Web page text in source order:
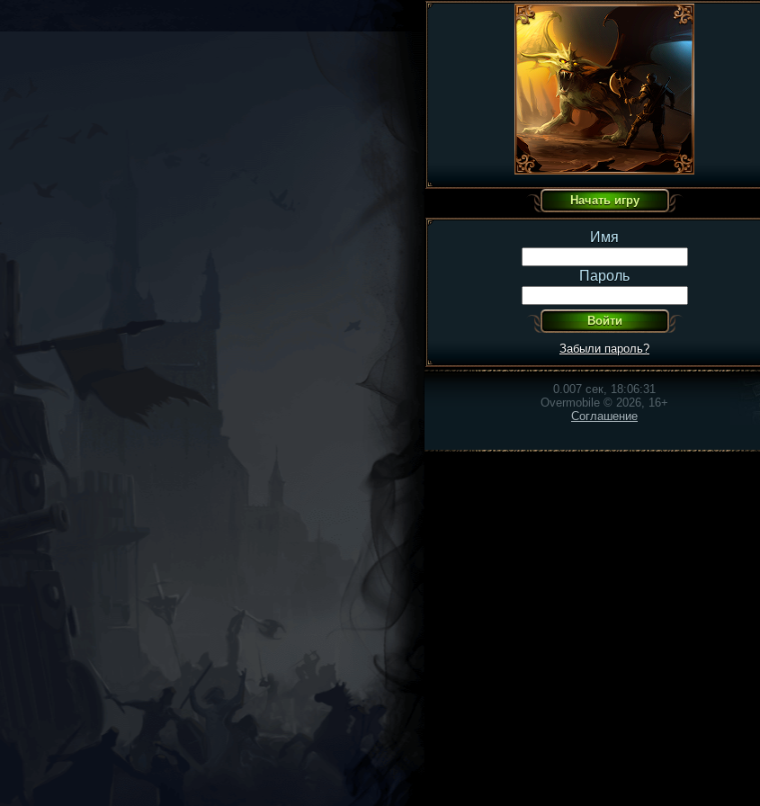
Имя
Пароль
Забыли пароль?
0.007 сек, 18:06:31
Overmobile © 2026, 16+
Соглашение